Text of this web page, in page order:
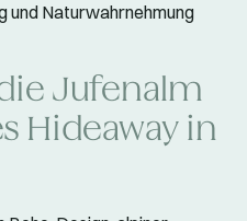
und Naturwahrnehmung
Jufenalm
Hideaway in